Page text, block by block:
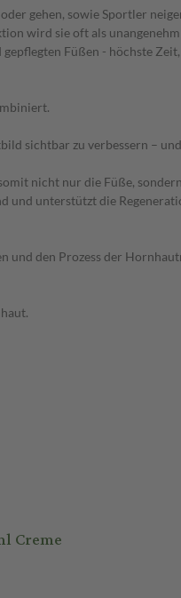
gehen, sowie Sportler
wird sie oft als
Füßen - höchste
sichtbar zu verbessern –
nicht nur die Füße,
und unterstützt die
und den Prozess der
Creme